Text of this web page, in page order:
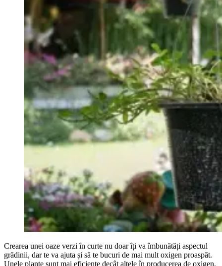
Crearea unei oaze verzi în curte nu doar îți va îmbunătăți aspectul
grădinii, dar te va ajuta și să te bucuri de mai mult oxigen proaspăt.
Unele plante sunt mai eficiente decât altele în producerea de oxigen,